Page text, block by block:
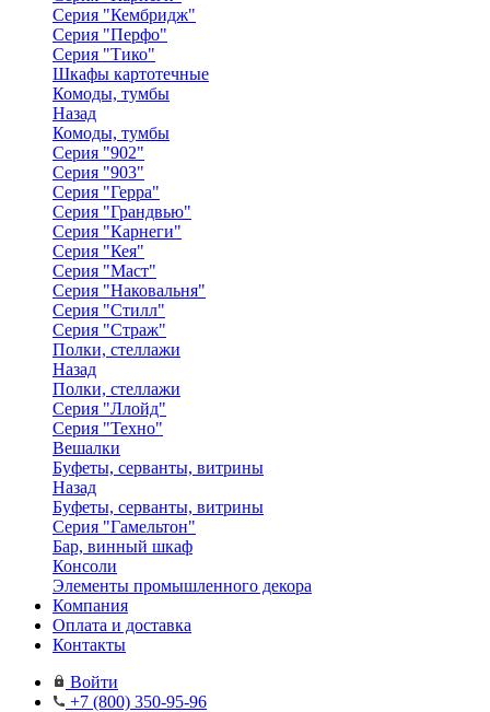
Серия "Кембридж"
Серия "Перфо"
Серия "Тико"
Шкафы картотечные
Комоды, тумбы
Назад
Комоды, тумбы
Серия "902"
Серия "903"
Серия "Герра"
Серия "Грандвью"
Серия "Карнеги"
Серия "Кея"
Серия "Маст"
Серия "Наковальня"
Серия "Стилл"
Серия "Страж"
Полки, стеллажи
Назад
Полки, стеллажи
Серия "Ллойд"
Серия "Техно"
Вешалки
Буфеты, серванты, витрины
Назад
Буфеты, серванты, витрины
Серия "Гамельтон"
Бар, винный шкаф
Консоли
Элементы промышленного декора
Компания
Оплата и доставка
Контакты
Войти
+7 (800) 350-95-96